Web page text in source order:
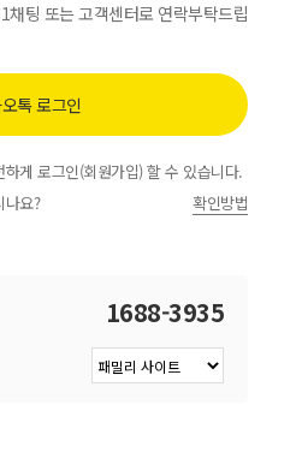
팅 또는 고객센터로 연락부탁드립
톡 로그인
게 로그인(회원가입) 할 수 있습니다.
나요?
확인방법
1688-3935